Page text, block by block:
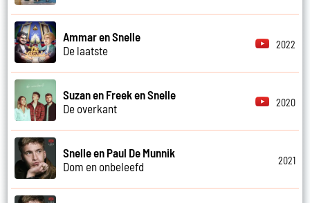
Ammar en Snelle
De laatste
2022
Suzan en Freek en Snelle
De overkant
2020
Snelle en Paul De Munnik
Dom en onbeleefd
2021